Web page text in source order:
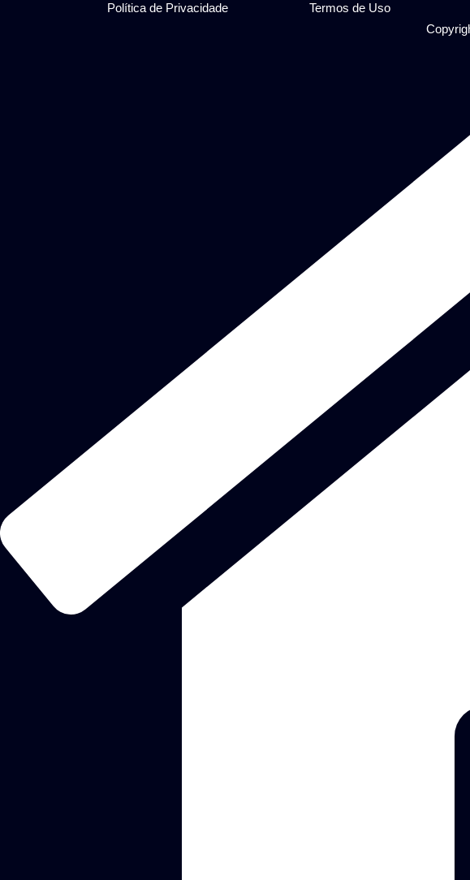
Política de Privacidade
Termos de Uso